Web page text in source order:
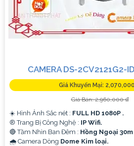
CAMERA DS-2CV2121G2-
Giá Khuyến Mại:
Giá Bán: 2,960,000 ₫
☀️ Hình Ảnh Sắc nét : FULL HD 1080P .
®️ Trang Bị Công Nghệ : IP Wifi.
🔴 Tầm Nhìn Ban Đêm : Hồng Ngoại
🌧️ Camera Dòng Dome Kim loại.